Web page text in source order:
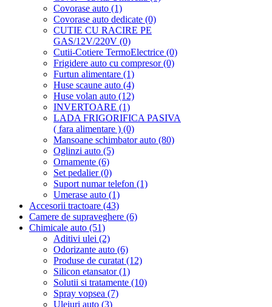
Covorase auto (1)
Covorase auto dedicate (0)
CUTIE CU RACIRE PE
GAS/12V/220V (0)
Cutii-Cotiere TermoElectrice (0)
Frigidere auto cu compresor (0)
Furtun alimentare (1)
Huse scaune auto (4)
Huse volan auto (12)
INVERTOARE (1)
LADA FRIGORIFICA PASIVA
( fara alimentare ) (0)
Mansoane schimbator auto (80)
Oglinzi auto (5)
Ornamente (6)
Set pedalier (0)
Suport numar telefon (1)
Umerase auto (1)
Accesorii tractoare (43)
Camere de supraveghere (6)
Chimicale auto (51)
Aditivi ulei (2)
Odorizante auto (6)
Produse de curatat (12)
Silicon etansator (1)
Solutii si tratamente (10)
Spray vopsea (7)
Uleiuri auto (3)